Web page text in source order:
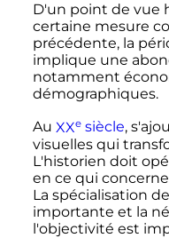
D'un point de vue
certaine mesure
précédente, la
implique une
notamment
démographiques.
Au XXesiècle,
visuelles qui
L'historien doit
en ce qui
La spécialisation
importante et la
l'objectivité est